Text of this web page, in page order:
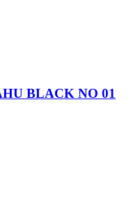
BLACK NO 01